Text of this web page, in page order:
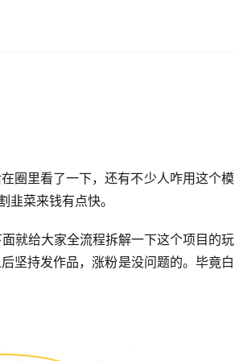
圈里看了一下，还有不少人咋用这个模
菜来钱有点快。
就给大家全流程拆解一下这个项目的玩
坚持发作品，涨粉是没问题的。毕竟白